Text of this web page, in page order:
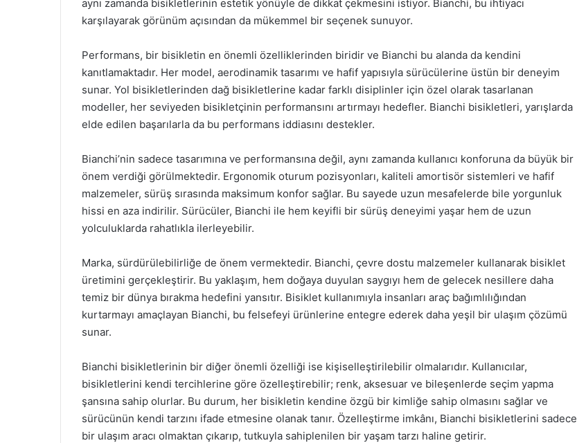
aynı zamanda bisikletlerinin estetik yönüyle de dikkat çekmesini istiyor. Bianchi, bu ihtiyacı
karşılayarak görünüm açısından da mükemmel bir seçenek sunuyor.
Performans, bir bisikletin en önemli özelliklerinden biridir ve Bianchi bu alanda da kendini
kanıtlamaktadır. Her model, aerodinamik tasarımı ve hafif yapısıyla sürücülerine üstün bir deneyim
sunar. Yol bisikletlerinden dağ bisikletlerine kadar farklı disiplinler için özel olarak tasarlanan
modeller, her seviyeden bisikletçinin performansını artırmayı hedefler. Bianchi bisikletleri, yarışlarda
elde edilen başarılarla da bu performans iddiasını destekler.
Bianchi’nin sadece tasarımına ve performansına değil, aynı zamanda kullanıcı konforuna da büyük bir
önem verdiği görülmektedir. Ergonomik oturum pozisyonları, kaliteli amortisör sistemleri ve hafif
malzemeler, sürüş sırasında maksimum konfor sağlar. Bu sayede uzun mesafelerde bile yorgunluk
hissi en aza indirilir. Sürücüler, Bianchi ile hem keyifli bir sürüş deneyimi yaşar hem de uzun
yolculuklarda rahatlıkla ilerleyebilir.
Marka, sürdürülebilirliğe de önem vermektedir. Bianchi, çevre dostu malzemeler kullanarak bisiklet
üretimini gerçekleştirir. Bu yaklaşım, hem doğaya duyulan saygıyı hem de gelecek nesillere daha
temiz bir dünya bırakma hedefini yansıtır. Bisiklet kullanımıyla insanları araç bağımlılığından
kurtarmayı amaçlayan Bianchi, bu felsefeyi ürünlerine entegre ederek daha yeşil bir ulaşım çözümü
sunar.
Bianchi bisikletlerinin bir diğer önemli özelliği ise kişiselleştirilebilir olmalarıdır. Kullanıcılar,
bisikletlerini kendi tercihlerine göre özelleştirebilir; renk, aksesuar ve bileşenlerde seçim yapma
şansına sahip olurlar. Bu durum, her bisikletin kendine özgü bir kimliğe sahip olmasını sağlar ve
sürücünün kendi tarzını ifade etmesine olanak tanır. Özelleştirme imkânı, Bianchi bisikletlerini sadece
bir ulaşım aracı olmaktan çıkarıp, tutkuyla sahiplenilen bir yaşam tarzı haline getirir.